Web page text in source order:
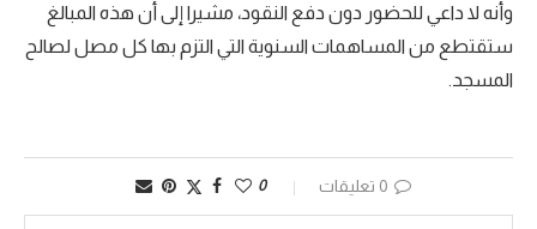
وأنه لا داعي للحضور دون دفع النقود، مشيرا إلى أن هذه المبالغ
ستقتطع من المساهمات السنوية التي التزم بها كل مصل لصالح
المسجد.
0 تعليقات 0